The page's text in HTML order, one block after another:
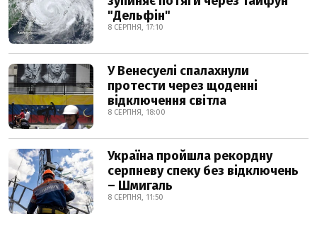
"Дельфін"
8 СЕРПНЯ, 17:10
У Венесуелі спалахнули
протести через щоденні
відключення світла
8 СЕРПНЯ, 18:00
Україна пройшла рекордну
серпневу спеку без відключень
– Шмигаль
8 СЕРПНЯ, 11:50